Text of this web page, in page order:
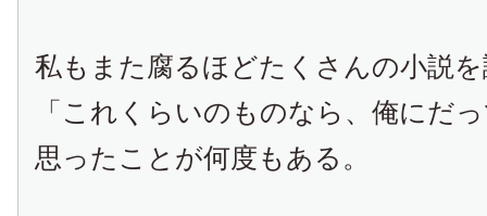
私もまた腐るほどたくさんの小説
「これくらいのものなら、俺にだ
思ったことが何度もある。